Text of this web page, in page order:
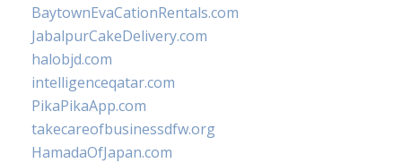
BaytownEvaCationRentals.com
JabalpurCakeDelivery.com
halobjd.com
intelligenceqatar.com
PikaPikaApp.com
takecareofbusinessdfw.org
HamadaOfJapan.com